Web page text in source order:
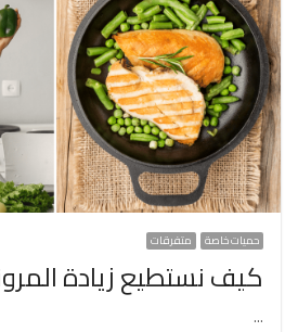
حميات خاصة متفرقات
كيف نستطيع زيادة
…